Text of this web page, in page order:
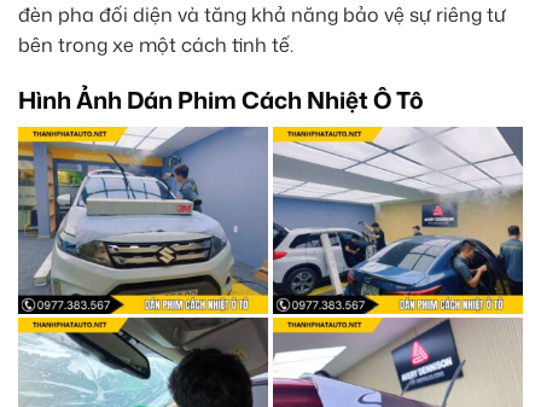
đèn pha đối diện và tăng khả năng bảo vệ sự riêng tư
bên trong xe một cách tinh tế.
Hình Ảnh Dán Phim Cách Nhiệt Ô Tô